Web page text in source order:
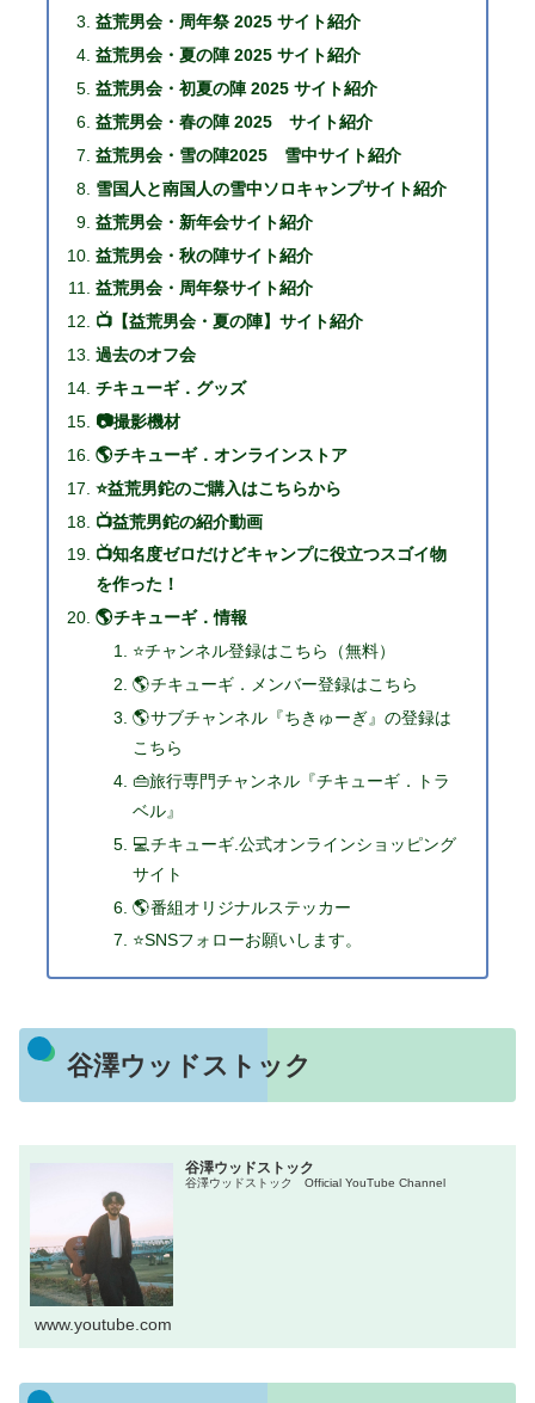
益荒男会・周年祭 2025 サイト紹介
益荒男会・夏の陣 2025 サイト紹介
益荒男会・初夏の陣 2025 サイト紹介
益荒男会・春の陣 2025 サイト紹介
益荒男会・雪の陣2025 雪中サイト紹介
雪国人と南国人の雪中ソロキャンプサイト紹介
益荒男会・新年会サイト紹介
益荒男会・秋の陣サイト紹介
益荒男会・周年祭サイト紹介
📺【益荒男会・夏の陣】サイト紹介
過去のオフ会
チキューギ．グッズ
📷撮影機材
🌎チキューギ．オンラインストア
⭐益荒男鉈のご購入はこちらから
📺益荒男鉈の紹介動画
📺知名度ゼロだけどキャンプに役立つスゴイ物
を作った！
🌎チキューギ．情報
⭐チャンネル登録はこちら（無料）
🌎チキューギ．メンバー登録はこちら
🌎サブチャンネル『ちきゅーぎ』の登録は
こちら
👜旅行専門チャンネル『チキューギ．トラ
ベル』
💻チキューギ.公式オンラインショッピング
サイト
🌎番組オリジナルステッカー
⭐SNSフォローお願いします。
谷澤ウッドストック
谷澤ウッドストック
谷澤ウッドストック Official YouTube Channel
www.youtube.com